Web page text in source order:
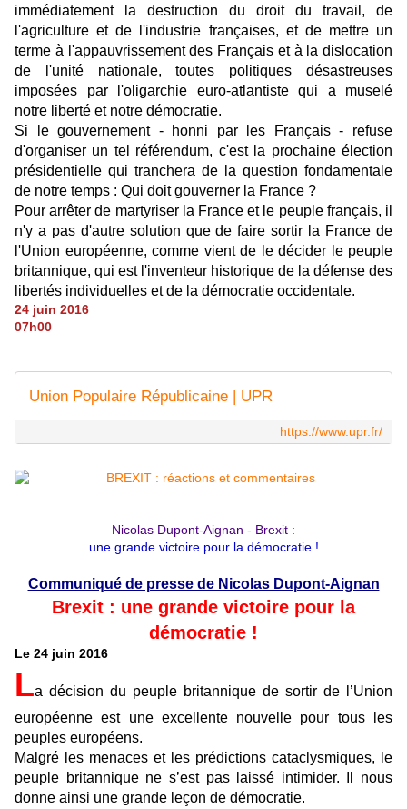
immédiatement la destruction du droit du travail, de
l'agriculture et de l'industrie françaises, et de mettre un
terme à l'appauvrissement des Français et à la dislocation
de l'unité nationale, toutes politiques désastreuses
imposées par l'oligarchie euro-atlantiste qui a muselé
notre liberté et notre démocratie.
Si le gouvernement - honni par les Français - refuse
d'organiser un tel référendum, c'est la prochaine élection
présidentielle qui tranchera de la question fondamentale
de notre temps : Qui doit gouverner la France ?
Pour arrêter de martyriser la France et le peuple français, il
n'y a pas d'autre solution que de faire sortir la France de
l'Union européenne, comme vient de le décider le peuple
britannique, qui est l'inventeur historique de la défense des
libertés individuelles et de la démocratie occidentale.
24 juin 2016
07h00
Union Populaire Républicaine | UPR
https://www.upr.fr/
Nicolas Dupont-Aignan - Brexit :
une grande victoire pour la démocratie !
Communiqué de presse de Nicolas Dupont-Aignan
Brexit : une grande victoire pour la
démocratie !
Le 24 juin 2016
La décision du peuple britannique de sortir de l’Union
européenne est une excellente nouvelle pour tous les
peuples européens.
Malgré les menaces et les prédictions cataclysmiques, le
peuple britannique ne s’est pas laissé intimider. Il nous
donne ainsi une grande leçon de démocratie.